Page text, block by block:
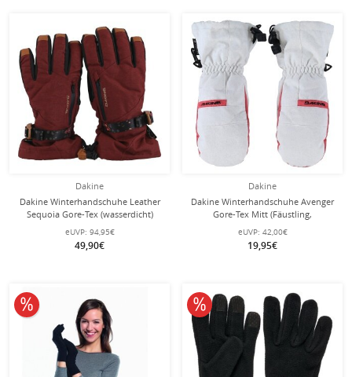
Dakine
Dakine Winterhandschuhe Leather
Sequoia Gore-Tex (wasserdicht)
dunkelrosa
eUVP: 94,95€
49,90€
Dakine
Dakine Winterhandschuhe Avenger
Gore-Tex Mitt (Fäustling,
wasserdicht) glacierweiss Kinder
eUVP: 42,00€
19,95€
10% reduziert 10% reduziert